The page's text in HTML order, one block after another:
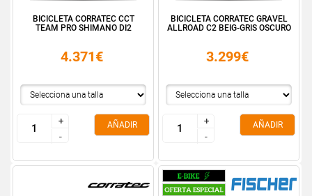
BICICLETA CORRATEC CCT
TEAM PRO SHIMANO DI2
4.371€
+
-
+
-
AÑADIR
BICICLETA CORRATEC GRAVEL
ALLROAD C2 BEIG-GRIS OSCURO
3.299€
+
-
+
-
AÑADIR